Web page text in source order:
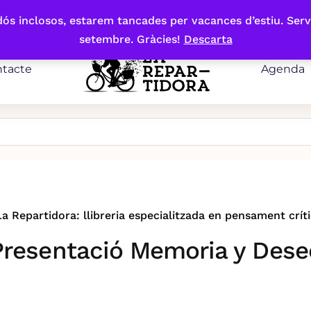
inclosos, estarem tancades per vacances d’estiu.
setembre. Gràcies! Descarta
Agenda
Repartidora: llibreria especialitzada en pensament
Memoria y